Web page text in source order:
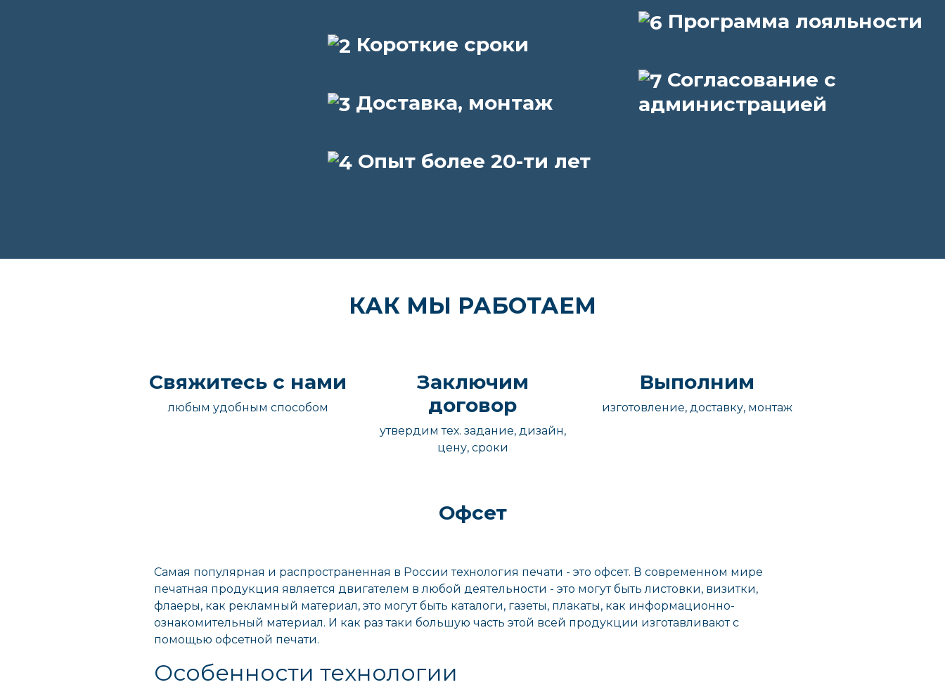
Короткие сроки
Доставка, монтаж
Опыт более 20-ти лет
Программа лояльности
Согласование с
администрацией
КАК МЫ РАБОТАЕМ
Свяжитесь с нами
любым удобным способом
Заключим
договор
утвердим тех. задание, дизайн,
цену, сроки
Выполним
изготовление, доставку, монтаж
Офсет
Самая популярная и распространенная в России технология печати - это офсет. В современном мире
печатная продукция является двигателем в любой деятельности - это могут быть листовки, визитки,
флаеры, как рекламный материал, это могут быть каталоги, газеты, плакаты, как информационно-
ознакомительный материал. И как раз таки большую часть этой всей продукции изготавливают с
помощью офсетной печати.
Особенности технологии